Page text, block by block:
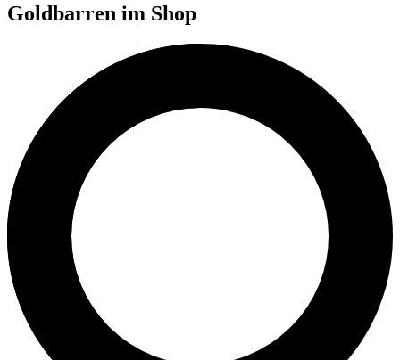
Goldbarren im Shop